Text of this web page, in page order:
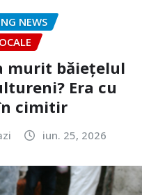
NEWS
murit băiețelul
Era cu
cimitir
iun. 25, 2026